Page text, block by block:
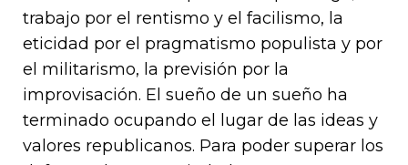
trabajo por el rentismo y el facilismo, la
eticidad por el pragmatismo populista y por
el militarismo, la previsión por la
improvisación. El sueño de un sueño ha
terminado ocupando el lugar de las ideas y
valores republicanos. Para poder superar los